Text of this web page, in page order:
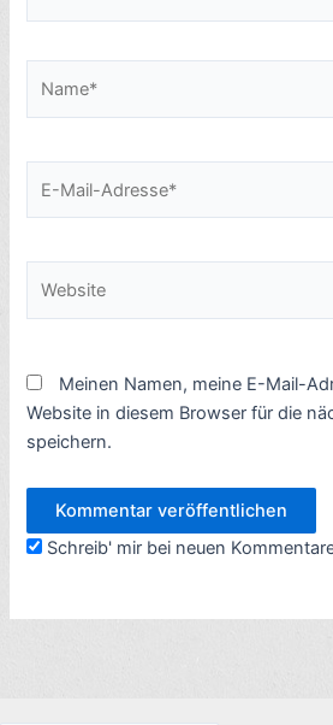
Mail-
Meinen Namen, meine E-Mail-
Website in diesem Browser für die
speichern.
Schreib' mir bei neuen